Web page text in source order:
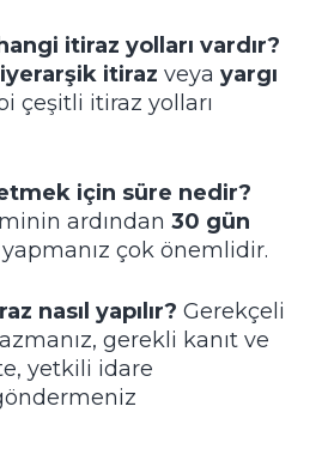
itiraz yolları vardır?
itiraz veya yargı
çeşitli itiraz yolları
için süre nedir?
ardından 30 gün
yapmanız çok önemlidir.
nasıl yapılır? Gerekçeli
gerekli kanıt ve
yetkili idare